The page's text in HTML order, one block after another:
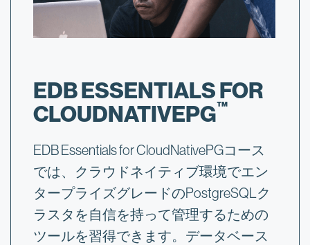
EDB ESSENTIALS FOR
CLOUDNATIVEPG™
EDB Essentials for CloudNativePGコース
では、クラウドネイティブ環境でエン
タープライズグレードのPostgreSQLク
ラスタを自信を持って管理するための
ツールを習得できます。データベース